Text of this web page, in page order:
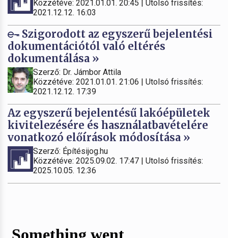
Közzétéve: 2021.01.01. 20:45 | Utolsó frissítés:
2021.12.12. 16:03
Szigorodott az egyszerű bejelentési
dokumentációtól való eltérés
dokumentálása »
Szerző: Dr. Jámbor Attila
Közzétéve: 2021.01.01. 21:06 | Utolsó frissítés:
2021.12.12. 17:39
Az egyszerű bejelentésű lakóépületek
kivitelezésére és használatbavételére
vonatkozó előírások módosítása »
Szerző: Építésijog.hu
Közzétéve: 2025.09.02. 17:47 | Utolsó frissítés:
2025.10.05. 12:36